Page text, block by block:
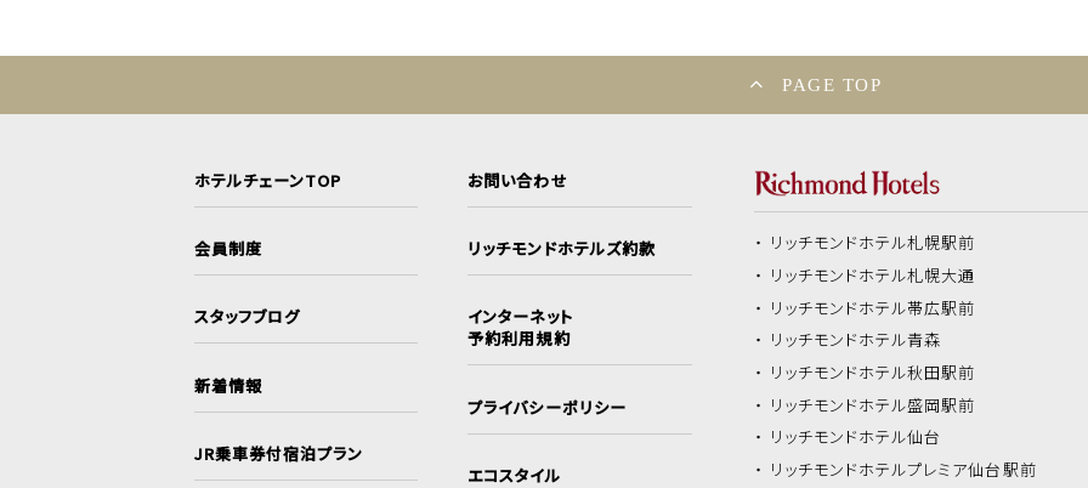
PAGE TOP
ホテルチェーンTOP
会員制度
スタッフブログ
新着情報
JR乗車券付宿泊プラン
お問い合わせ
リッチモンドホテルズ約款
インターネット
予約利用規約
プライバシーポリシー
エコスタイル
リッチモンドホテル札幌駅前
リッチモンドホテル札幌大通
リッチモンドホテル帯広駅前
リッチモンドホテル青森
リッチモンドホテル秋田駅前
リッチモンドホテル盛岡駅前
リッチモンドホテル仙台
リッチモンドホテルプレミア仙台駅前